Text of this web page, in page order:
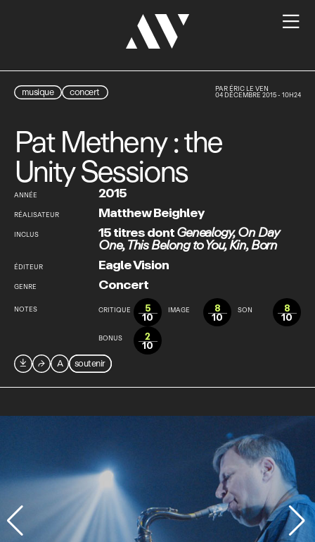

musique concert PAR ÉRIC LE VEN
04 DÉCEMBRE 2015 - 10H24
Pat Metheny : the
Unity Sessions
ANNÉE 2015
RÉALISATEUR Matthew Beighley
INCLUS 15 titres dontGenealogy,On Day
One,This Belong to You,Kin,Born
ÉDITEUR Eagle Vision
GENRE Concert
NOTES CRITIQUE 5
10
IMAGE 8
10
SON 8
10
BONUS 2
10

⮫ A soutenir